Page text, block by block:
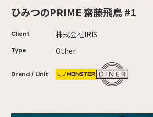
ひみつのPRIME 齋藤飛鳥 #1
Client 株式会社IRIS
Type Other
Brand / Unit